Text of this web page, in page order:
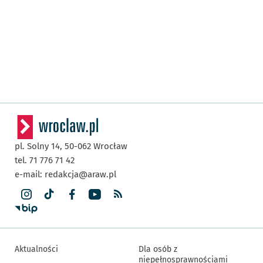
pl. Solny 14, 50-062 Wrocław
tel. 71 776 71 42
e-mail: redakcja@araw.pl
Aktualności
Dla osób z
niepełnosprawnościami